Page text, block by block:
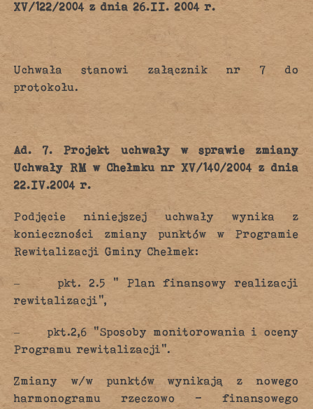
XV/122/2004 z dnia 26.II. 2004 r.
Uchwała stanowi załącznik nr 7 do
protokołu.
Ad. 7. Projekt uchwały w sprawie zmiany
Uchwały RM w Chełmku nr XV/140/2004 z dnia
22.IV.2004 r.
Podjęcie niniejszej uchwały wynika z
konieczności zmiany punktów w Programie
Rewitalizacji Gminy Chełmek:
–pkt. 2.5 “ Plan finansowy realizacji
rewitalizacji”,
–pkt.2,6 “Sposoby monitorowania i oceny
Programu rewitalizacji”.
Zmiany w/w punktów wynikają z nowego
harmonogramu rzeczowo – finansowego